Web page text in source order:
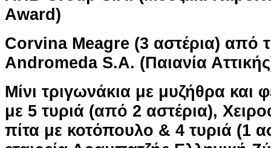
Award)
Corvina Meagre (3 αστέρια) από
Andromeda S.A. (Παιανία
Μίνι τριγωνάκια με μυζήθρα και
με 5 τυριά (από 2 αστέρια),
πίτα με κοτόπουλο & 4 τυριά (1